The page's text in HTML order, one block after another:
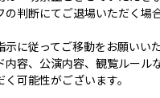
の判断にてご退場いただく場
に従ってご移動をお願いいた
容、公演内容、観覧ルール
可能性がございます。